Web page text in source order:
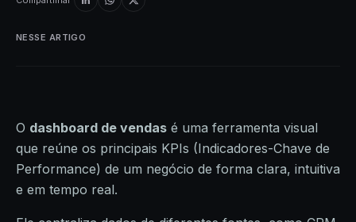
O dashboard de vendas é uma ferramenta visual
que reúne os principais KPIs (Indicadores-Chave de
Performance) de um negócio de forma clara, intuitiva
e em tempo real.
NESSE ARTIGO